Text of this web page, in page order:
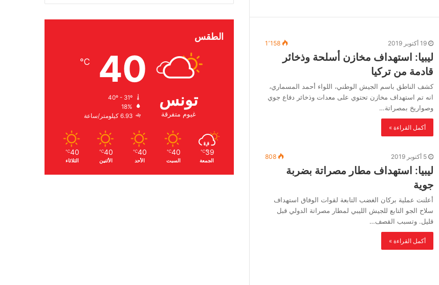
19 أكتوبر 2019 1٬158
ليبيا: استهداف مخازن أسلحة وذخائر
قادمة من تركيا
كشف الناطق باسم الجيش الوطني، اللواء أحمد المسماري،
انه تم استهداف مخازن تحتوي على معدات وذخائر دفاع جوي
وصواريخ بمصراتة…
أكمل القراءة »
5 أكتوبر 2019 808
ليبيا: استهداف مطار مصراتة بضربة
جوية
أعلنت عملية بركان الغضب التابعة لقوات الوفاق استهداف
سلاح الجو التابع للجيش الليبي لمطار مصراتة الدولي قبل
قليل. وتسبب القصف…
أكمل القراءة »
الطقس
تونس
غيوم متفرقة
40
℃
18%
6.93 كيلومتر/ساعة
39
℃
الجمعة
40
℃
السبت
40
℃
الأحد
40
℃
الأثنين
40
℃
الثلاثاء